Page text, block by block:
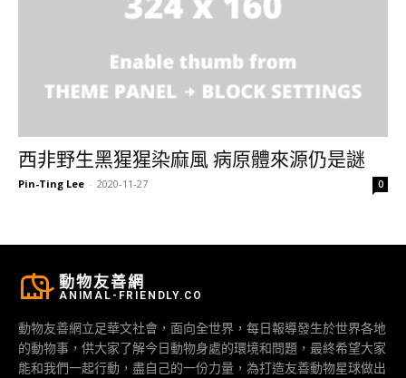
西非野生黑猩猩染麻風 病原體來源仍是謎
Pin-Ting Lee - 2020-11-27 0
動物友善網
ANIMAL-FRIENDLY.CO
動物友善網立足華文社會，面向全世界，每日報導發生於世界各地
的動物事，供大家了解今日動物身處的環境和問題，最終希望大家
能和我們一起行動，盡自己的一份力量，為打造友善動物星球做出